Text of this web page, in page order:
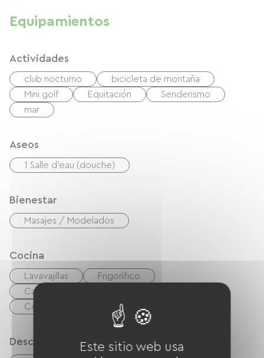
turística.
Equipamientos
Actividades
club nocturno
bicicleta de montaña
Mini golf
Equitación
Senderismo
mar
Aseos
1 Salle d'eau (douche)
Bienestar
Masajes / Modelados
Cocina
Lavavajillas
Frigorífico
Campana extractora
Cocina
Descripción
Este sitio web usa